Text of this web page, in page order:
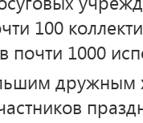
100
почти 1000
дружным